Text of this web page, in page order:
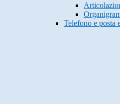
Telefono e posta